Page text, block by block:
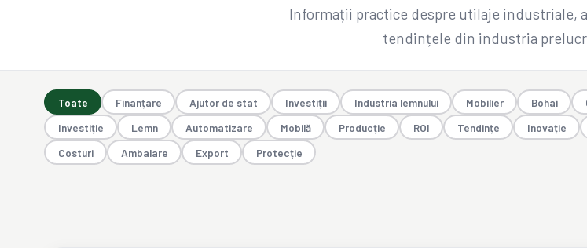
Informații practice despre utilaje industriale,
tendințele din industria
Toate Finanțare Ajutor de stat Investiții Industria lemnului Mobilier Bohai
Investiție
Lemn Automatizare Mobilă Producție ROI Tendințe Inovație
Costuri
Ambalare Export Protecție